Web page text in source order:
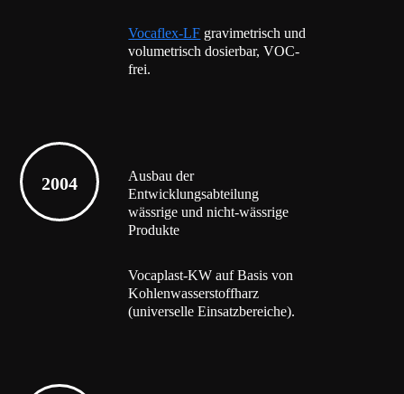
Vocaflex-LF gravimetrisch und
volumetrisch dosierbar, VOC-
frei.
2004
Ausbau der
Entwicklungsabteilung
wässrige und nicht-wässrige
Produkte
Vocaplast-KW auf Basis von
Kohlenwasserstoffharz
(universelle Einsatzbereiche).